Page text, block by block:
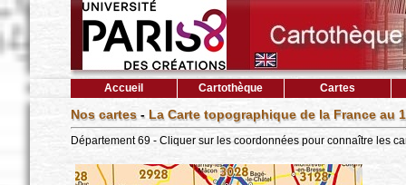
Accueil Cartothèque Cartes
Nos cartes- La Carte topographique de la France au
Département 69 - Cliquer sur les coordonnées pour connaître les